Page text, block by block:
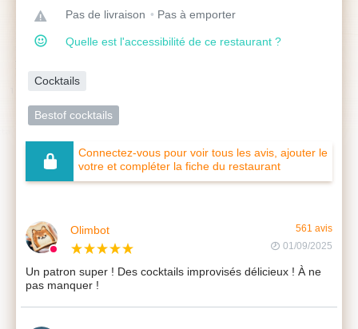
Pas de livraison
Pas à emporter
Quelle est l'accessibilité de ce restaurant ?
Cocktails
Bestof cocktails
Connectez-vous pour voir tous les avis, ajouter le
votre et compléter la fiche du restaurant
Olimbot
561 avis
01/09/2025
Un patron super ! Des cocktails improvisés délicieux ! À ne
pas manquer !